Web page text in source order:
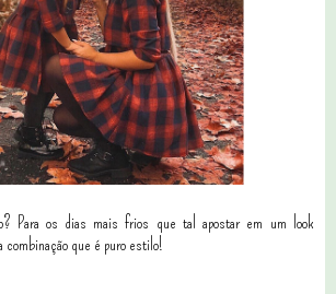
Para os dias mais frios que tal apostar em um look
combinação que é puro estilo!